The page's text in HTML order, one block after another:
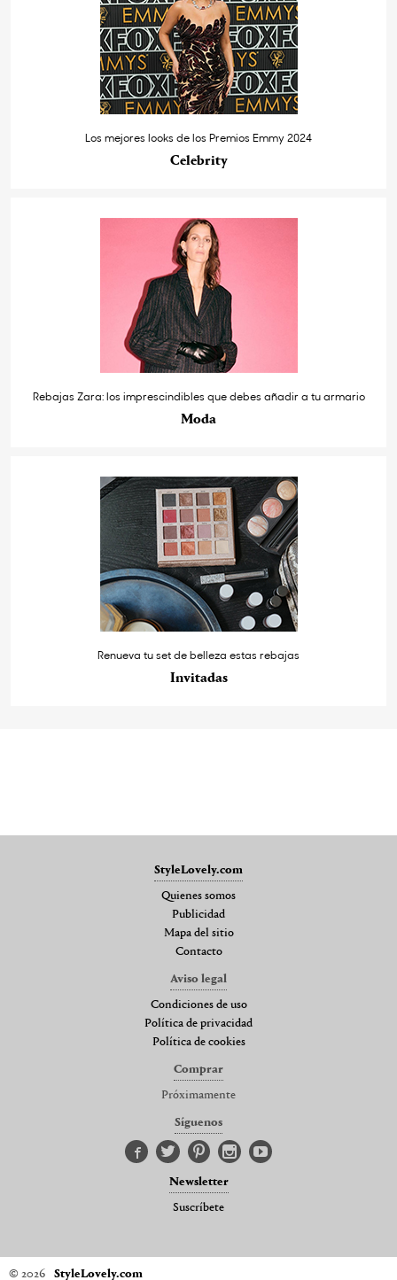
Los mejores looks de los Premios Emmy 2024
Celebrity
Rebajas Zara: los imprescindibles que debes añadir a tu armario
Moda
Renueva tu set de belleza estas rebajas
Invitadas
StyleLovely.com
Quienes somos
Publicidad
Mapa del sitio
Contacto
Aviso legal
Condiciones de uso
Política de privacidad
Política de cookies
Comprar
Próximamente
Síguenos
Newsletter
Suscríbete
© 2026 StyleLovely.com